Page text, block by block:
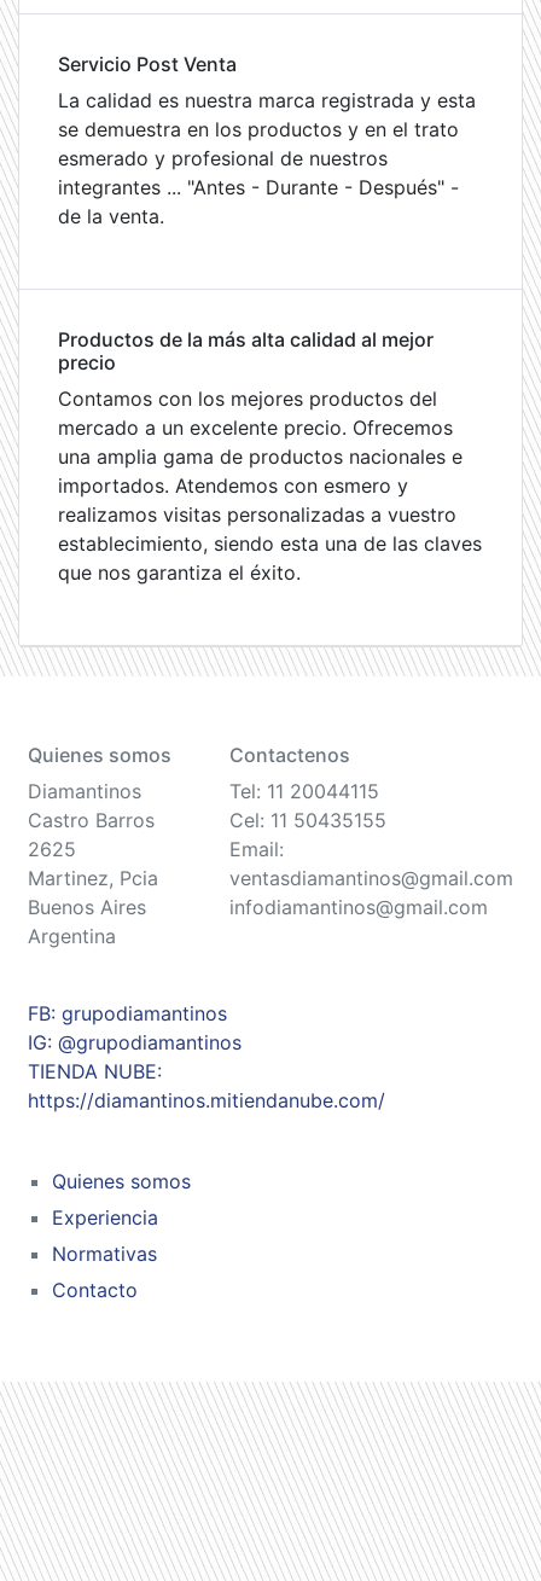
Servicio Post Venta
La calidad es nuestra marca registrada y esta
se demuestra en los productos y en el trato
esmerado y profesional de nuestros
integrantes ... "Antes - Durante - Después" -
de la venta.
Productos de la más alta calidad al mejor
precio
Contamos con los mejores productos del
mercado a un excelente precio. Ofrecemos
una amplia gama de productos nacionales e
importados. Atendemos con esmero y
realizamos visitas personalizadas a vuestro
establecimiento, siendo esta una de las claves
que nos garantiza el éxito.
Quienes somos
Diamantinos
Castro Barros
2625
Martinez, Pcia
Buenos Aires
Argentina
Contactenos
Tel: 11 20044115
Cel: 11 50435155
Email:
ventasdiamantinos@gmail.com
infodiamantinos@gmail.com
FB: grupodiamantinos
IG: @grupodiamantinos
TIENDA NUBE:
https://diamantinos.mitiendanube.com/
Quienes somos
Experiencia
Normativas
Contacto